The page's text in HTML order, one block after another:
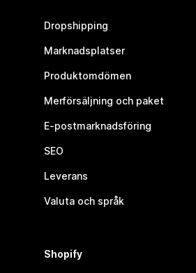
Dropshipping
Marknadsplatser
Produktomdömen
Merförsäljning och paket
E-postmarknadsföring
SEO
Leverans
Valuta och språk
Shopify